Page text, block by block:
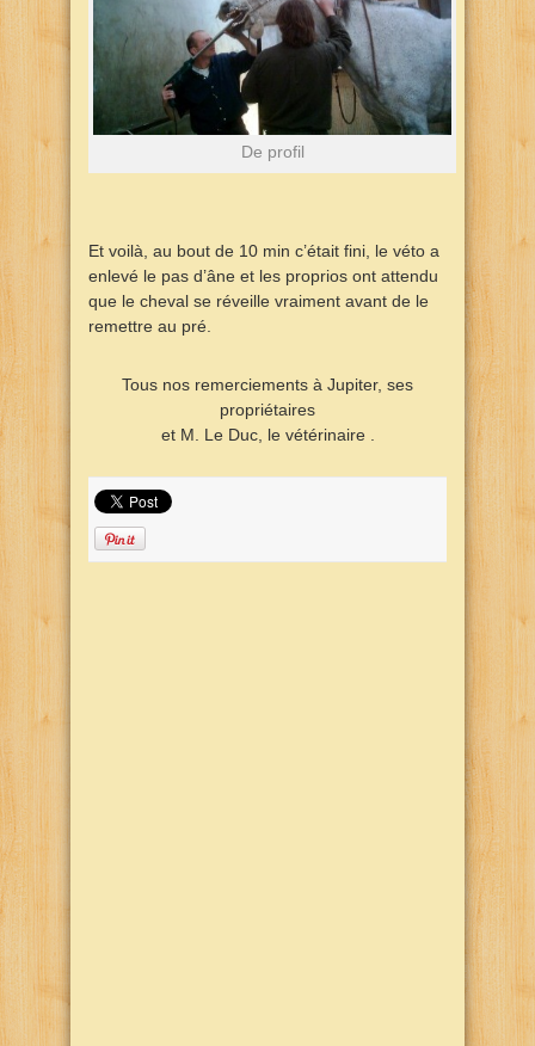
De profil
Et voilà, au bout de 10 min c’était fini, le véto a
enlevé le pas d’âne et les proprios ont attendu
que le cheval se réveille vraiment avant de le
remettre au pré.
Tous nos remerciements à Jupiter, ses
propriétaires
et M. Le Duc, le vétérinaire .